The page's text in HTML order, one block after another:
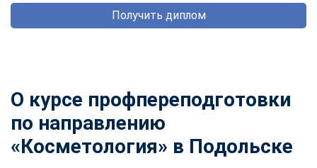
Получить диплом
О курсе профпереподготовки
по направлению
«Косметология» в Подольске